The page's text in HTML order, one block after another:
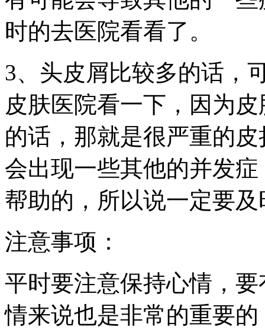
时的去医院看看了。
3、头皮屑比较多的话，
皮肤医院看一下，因为
的话，那就是很严重的
会出现一些其他的并发
帮助的，所以说一定要
注意事项：
平时要注意保持心情，
情来说也是非常的重要